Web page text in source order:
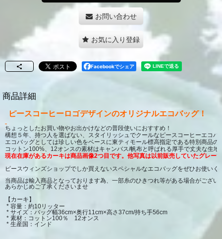
お問い合わせ
お気に入り登録
Facebookでシェア
商品詳細
ピースコーヒーロゴデザインのオリジナルエコバッグ！
ちょっとしたお買い物やお出かけなどの普段使いにおすすめ！
構想５年、持つ人を選ばない、スタイリッシュでクールなピースコーヒーエコバ
エコバッグとしては珍しい色をベースに東ティモール標高指定である特別商品
コットン100%、12オンスの素材はキャンバス/帆布と呼ばれる厚手で丈夫な生
現在在庫があるカーキは商品画像2つ目です。他写真は以前販売していたグレー
ピースウィンズショップでしか買えないスペシャルなエコバッグをぜひお使いく
当商品は輸入商品となっております為、一部糸のひきつれ等がある場合がござい
あらかじめご了承くださいませ
【カーキ】
* 容量：約10リッター
* サイズ：バッグ幅36cm×奥行11cm×高さ37cm/持ち手56cm
* 素材：コットン100％　12オンス
* 生産国：インド